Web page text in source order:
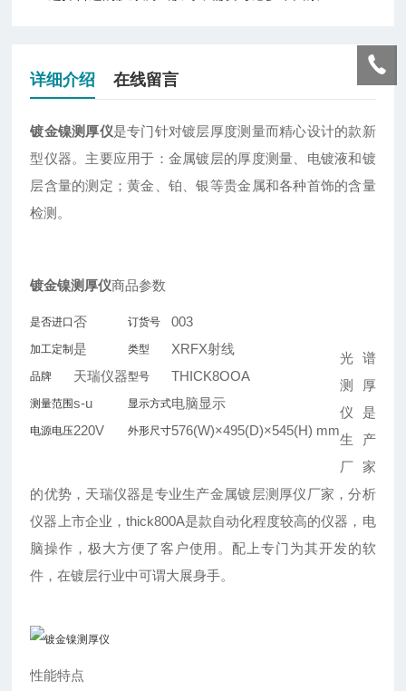
详细介绍 在线留言
镀金镍测厚仪是专门针对镀层厚度测量而精心设计的款新
型仪器。主要应用于：金属镀层的厚度测量、电镀液和镀
层含量的测定；黄金、铂、银等贵金属和各种首饰的含量
检测。
镀金镍测厚仪商品参数
是否进口否 订货号 003
加工定制 是 类型 XRFX射线
品牌 天瑞仪器型号 THICK8OOA
测量范围s-u 显示方式电脑显示
电源电压220V 外形尺寸576(W)×495(D)×545(H) mm
光谱
测厚
仪是
生产
厂家
的优势，天瑞仪器是专业生产金属镀层测厚仪厂家，分析
仪器上市企业，thick800A是款自动化程度较高的仪器，电
脑操作，极大方便了客户使用。配上专门为其开发的软
件，在镀层行业中可谓大展身手。
性能特点